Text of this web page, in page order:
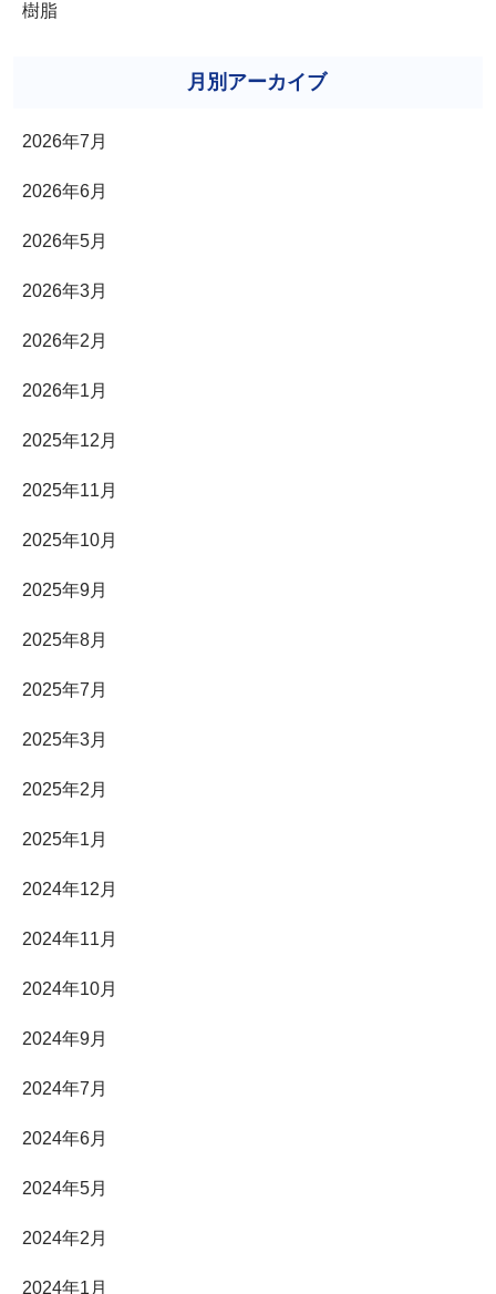
樹脂
月別アーカイブ
2026年7月
2026年6月
2026年5月
2026年3月
2026年2月
2026年1月
2025年12月
2025年11月
2025年10月
2025年9月
2025年8月
2025年7月
2025年3月
2025年2月
2025年1月
2024年12月
2024年11月
2024年10月
2024年9月
2024年7月
2024年6月
2024年5月
2024年2月
2024年1月